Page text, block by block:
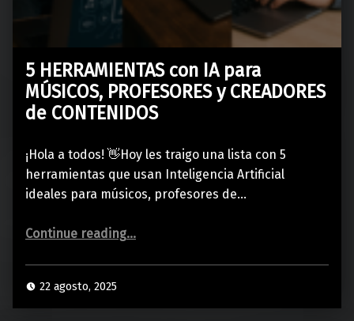
5 HERRAMIENTAS con IA para
MÚSICOS, PROFESORES y CREADORES
de CONTENIDOS
¡Hola a todos! 👋Hoy les traigo una lista con 5
herramientas que usan Inteligencia Artificial
ideales para músicos, profesores de…
Continue reading“5 HERRAMIENTAS con IA para MÚSICOS, PROFESORES y CREADORES de CONTENIDOS”
…
22 agosto, 2025